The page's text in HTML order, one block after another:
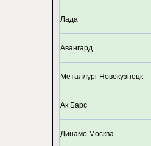
Лада
Авангард
Металлург Новокузнецк
Ак Барс
Динамо Москва